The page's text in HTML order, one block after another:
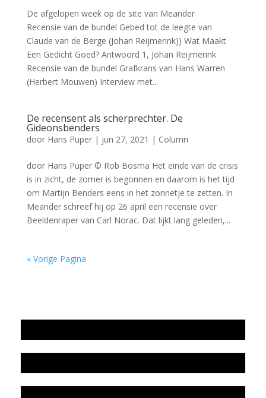
De afgelopen week op de site van Meander
Recensie van de bundel Gebed tot de leegte van
Claude van de Berge (Johan Reijmerink)) Wat Maakt
Een Gedicht Goed? Antwoord 1, Johan Reijmerink
Recensie van de bundel Grafkrans van Hans Warren
(Herbert Mouwen) Interview met...
De recensent als scherprechter. De
Gideonsbenders
door Hans Puper| jun 27, 2021 | Column
door Hans Puper © Rob Bosma Het einde van de crisis
is in zicht, de zomer is begonnen en daarom is het tijd
om Martijn Benders eens in het zonnetje te zetten. In
Meander schreef hij op 26 april een recensie over
Beeldenraper van Carl Norac. Dat lijkt lang geleden,...
« Vorige Pagina